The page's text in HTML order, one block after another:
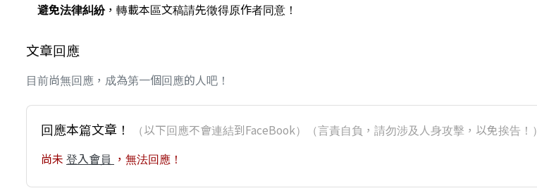
避免法律糾紛，轉載本區文稿請先徵得原作者同意！
文章回應
目前尚無回應，成為第一個回應的人吧！
回應本篇文章！ （以下回應不會連結到FaceBook）（言責自負，請勿涉及人身攻擊，以免挨告！）
尚未 登入會員 ，無法回應！